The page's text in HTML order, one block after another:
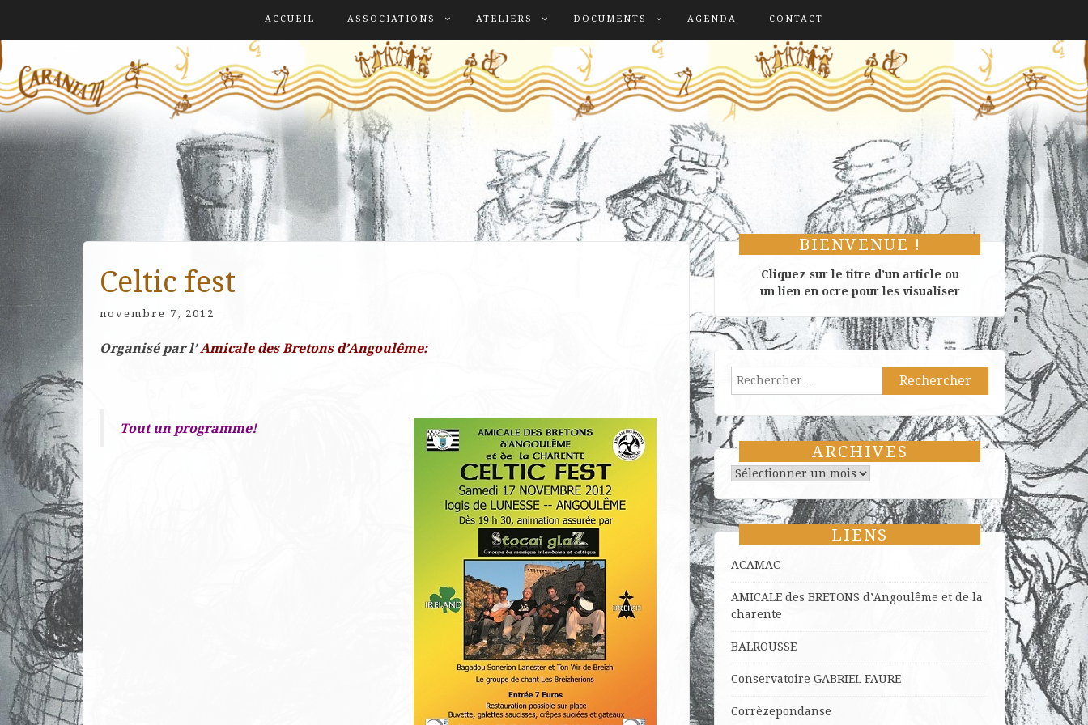
ACCUEIL ASSOCIATIONS ATELIERS DOCUMENTS AGENDA CONTACT
Celtic fest
novembre 7, 2012
Organisé par l’Amicale des Bretons d’Angoulême:
Tout un programme!
BIENVENUE !
Cliquez sur le titre d’un article ou
un lien en ocre pour les visualiser
Rechercher :
ARCHIVES
Archives
LIENS
ACAMAC
AMICALE des BRETONS d’Angoulême et de la
charente
BALROUSSE
Conservatoire GABRIEL FAURE
Corrèzepondanse